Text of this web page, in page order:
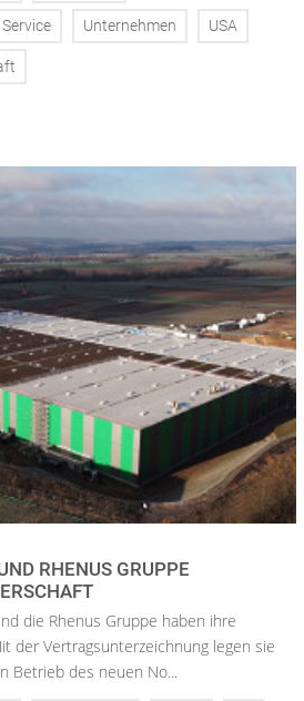
Service Unternehmen USA
RHENUS GRUPPE
die Rhenus Gruppe haben ihre
der Vertragsunterzeichnung legen sie
Betrieb des neuen No...